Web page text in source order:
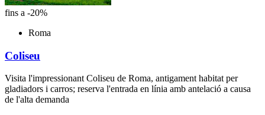
fins a -20%
Roma
Coliseu
Visita l'impressionant Coliseu de Roma, antigament habitat per
gladiadors i carros; reserva l'entrada en línia amb antelació a causa
de l'alta demanda